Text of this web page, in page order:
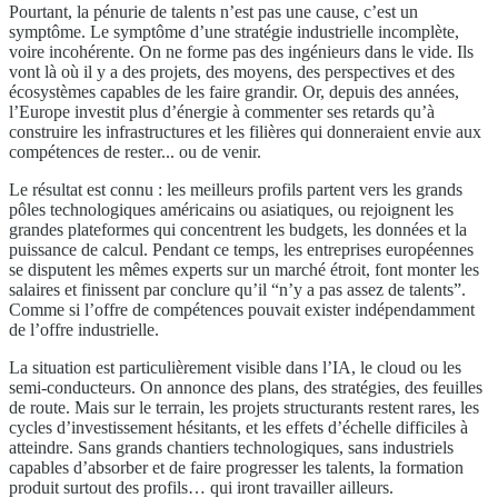
Pourtant, la pénurie de talents n’est pas une cause, c’est un
symptôme. Le symptôme d’une stratégie industrielle incomplète,
voire incohérente. On ne forme pas des ingénieurs dans le vide. Ils
vont là où il y a des projets, des moyens, des perspectives et des
écosystèmes capables de les faire grandir. Or, depuis des années,
l’Europe investit plus d’énergie à commenter ses retards qu’à
construire les infrastructures et les filières qui donneraient envie aux
compétences de rester... ou de venir.
Le résultat est connu : les meilleurs profils partent vers les grands
pôles technologiques américains ou asiatiques, ou rejoignent les
grandes plateformes qui concentrent les budgets, les données et la
puissance de calcul. Pendant ce temps, les entreprises européennes
se disputent les mêmes experts sur un marché étroit, font monter les
salaires et finissent par conclure qu’il “n’y a pas assez de talents”.
Comme si l’offre de compétences pouvait exister indépendamment
de l’offre industrielle.
La situation est particulièrement visible dans l’IA, le cloud ou les
semi-conducteurs. On annonce des plans, des stratégies, des feuilles
de route. Mais sur le terrain, les projets structurants restent rares, les
cycles d’investissement hésitants, et les effets d’échelle difficiles à
atteindre. Sans grands chantiers technologiques, sans industriels
capables d’absorber et de faire progresser les talents, la formation
produit surtout des profils… qui iront travailler ailleurs.